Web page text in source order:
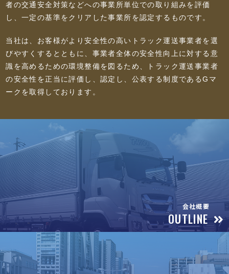
者の交通安全対策などへの事業所単位での取り組みを評価
し、一定の基準をクリアした事業所を認定するものです。
当社は、お客様がより安全性の高いトラック運送事業者を選
びやすくするとともに、事業者全体の安全性向上に対する意
識を高めるための環境整備を図るため、トラック運送事業者
の安全性を正当に評価し、認定し、公表する制度であるGマ
ークを取得しております。
会社概要
OUTLINE